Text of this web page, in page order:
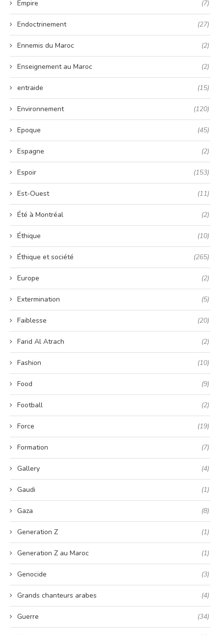
Empire (7)
Endoctrinement (27)
Ennemis du Maroc (2)
Enseignement au Maroc (2)
entraide (15)
Environnement (120)
Epoque (45)
Espagne (2)
Espoir (153)
Est-Ouest (11)
Été à Montréal (2)
Éthique (10)
Éthique et société (265)
Europe (2)
Extermination (5)
Faiblesse (20)
Farid Al Atrach (2)
Fashion (10)
Food (9)
Football (2)
Force (19)
Formation (7)
Gallery (4)
Gaudi (1)
Gaza (8)
Generation Z (1)
Generation Z au Maroc (1)
Genocide (3)
Grands chanteurs arabes (4)
Guerre (34)